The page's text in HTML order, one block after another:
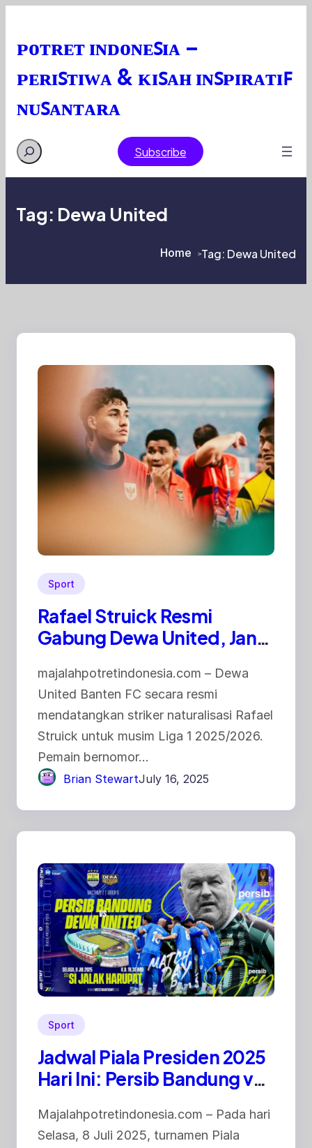
ᴘᴏᴛʀᴇᴛ ɪɴᴅᴏɴᴇꜱɪᴀ –
ᴘᴇʀɪꜱᴛɪᴡᴀ & ᴋɪꜱᴀʜ ɪɴꜱᴘɪʀᴀᴛɪꜰ
ɴᴜꜱᴀɴᴛᴀʀᴀ
Search Subscribe
Tag: Dewa United
Home >Tag: Dewa United
Sport
Rafael Struick Resmi
Gabung Dewa United, Jan
Perekrutannya
majalahpotretindonesia.com – Dewa
United Banten FC secara resmi
mendatangkan striker naturalisasi Rafael
Struick untuk musim Liga 1 2025/2026.
Pemain bernomor…
Brian StewartJuly 16, 2025
Sport
Jadwal Piala Presiden 2025
Hari Ini: Persib Bandung vs
Majalahpotretindonesia.com – Pada hari
Selasa, 8 Juli 2025, turnamen Piala